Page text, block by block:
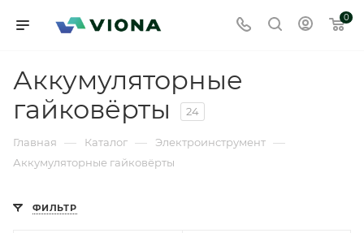
0
Аккумуляторные
гайковёрты
24
Главная — Каталог — Электроинструмент —
Аккумуляторные гайковёрты
ФИЛЬТР